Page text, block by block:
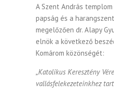
A Szent András
papság és a
megelőzően dr. Alapy
elnök a következő
Komárom közönségét:
„Katolikus Keresztény
vallásfelekezeteinkhez